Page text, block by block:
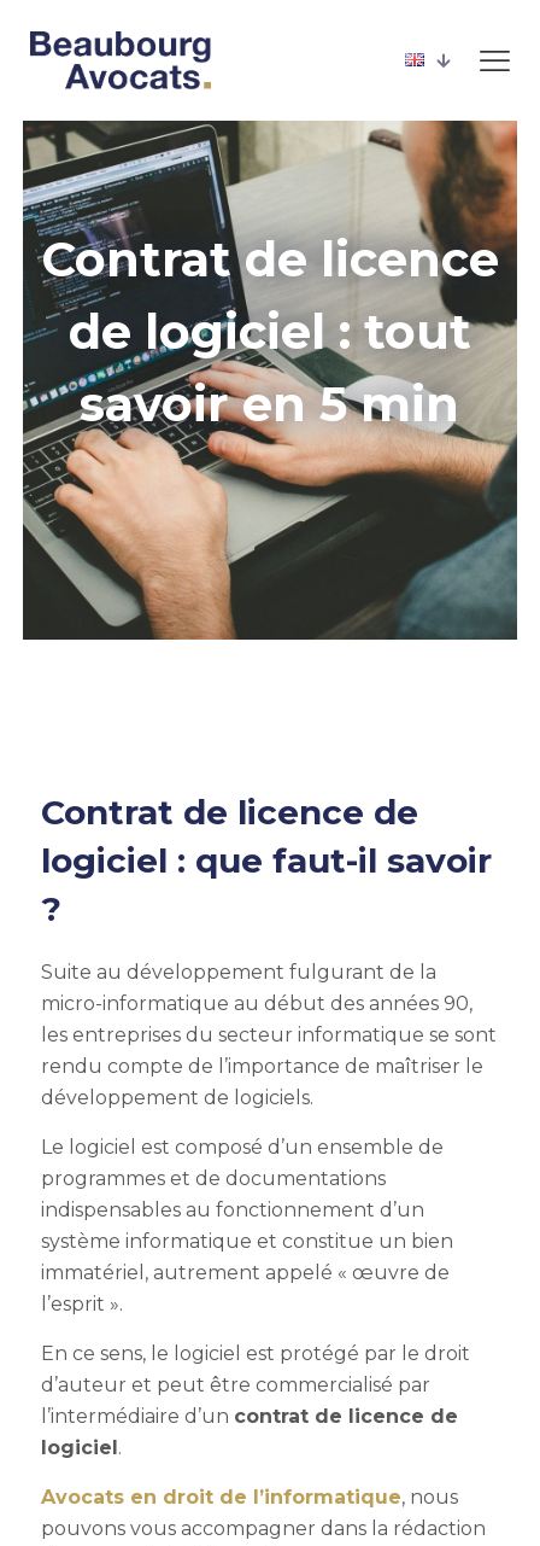
Contrat de licence
de logiciel : tout
savoir en 5 min
Contrat de licence de
logiciel : que faut-il savoir
?
Suite au développement fulgurant de la
micro-informatique au début des années 90,
les entreprises du secteur informatique se sont
rendu compte de l’importance de maîtriser le
développement de logiciels.
Le logiciel est composé d’un ensemble de
programmes et de documentations
indispensables au fonctionnement d’un
système informatique et constitue un bien
immatériel, autrement appelé « œuvre de
l’esprit ».
En ce sens, le logiciel est protégé par le droit
d’auteur et peut être commercialisé par
l’intermédiaire d’un contrat de licence de
logiciel.
Avocats en droit de l’informatique, nous
pouvons vous accompagner dans la rédaction